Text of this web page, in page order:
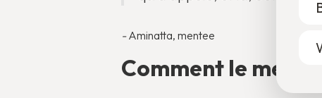
-Aminatta, mentee
Comment le